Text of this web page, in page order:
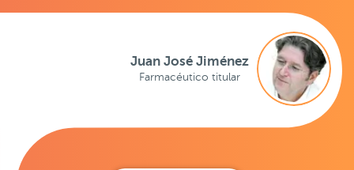
Juan José Jiménez
Farmacéutico titular